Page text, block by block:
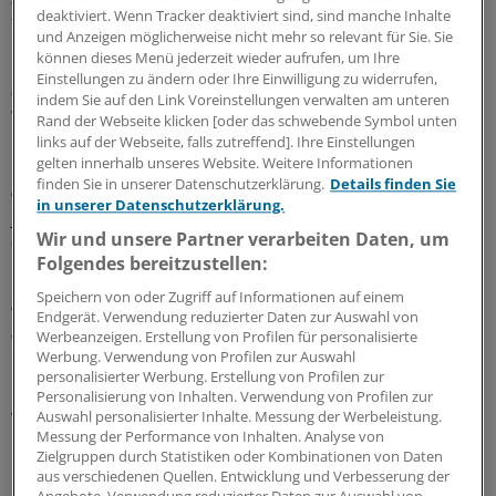
täten, darüber sprechen wir im „Ärztetag“ mit Schleswig-
Holsteins KV-Chefin Dr. Monika Schliffke.
08.03.2022 |„ÄrzteTag“-Podcast zum Weltfrauentag
Was wünschen sich junge Ärztinnen für ihre
berufliche Zukunft?
Die große Mehrheit der Medizinstudenten in Deutschland ist
weiblich – nicht aber in den Führungspositionen. Darüber, was
junge Medizinerinnen wollen, gibt die berufspolitisch sehr
engagierte Jana Pannenbäcker Auskunft.
18.05.2021 |„ÄrzteTag“-Podcast
Warum ist Traumatherapie auch für Hausärzte
wichtig, Dr. Astrid Bühren?
Die ärztliche, psychische Betreuung von Schwerstverletzten ist
noch nicht lange etabliert. Dr. Astrid Bühren hat sich hier seit
vielen Jahren verdient gemacht. Im Podcast erzählt sie von
ihrer Arbeit und warum das Thema PTBS auch für Hausärzte
relevant ist.
deaktiviert. Wenn Tracker deaktiviert sind, sind manche Inhalte
und Anzeigen möglicherweise nicht mehr so relevant für Sie. Sie
können dieses Menü jederzeit wieder aufrufen, um Ihre
Einstellungen zu ändern oder Ihre Einwilligung zu widerrufen,
indem Sie auf den Link Voreinstellungen verwalten am unteren
Rand der Webseite klicken [oder das schwebende Symbol unten
links auf der Webseite, falls zutreffend]. Ihre Einstellungen
gelten innerhalb unseres Website. Weitere Informationen
finden Sie in unserer Datenschutzerklärung. Details finden Sie
in unserer Datenschutzerklärung.
Wir und unsere Partner verarbeiten Daten, um
Folgendes bereitzustellen:
Speichern von oder Zugriff auf Informationen auf einem
Endgerät. Verwendung reduzierter Daten zur Auswahl von
Werbeanzeigen. Erstellung von Profilen für personalisierte
Werbung. Verwendung von Profilen zur Auswahl
personalisierter Werbung. Erstellung von Profilen zur
Personalisierung von Inhalten. Verwendung von Profilen zur
Auswahl personalisierter Inhalte. Messung der Werbeleistung.
Messung der Performance von Inhalten. Analyse von
Zielgruppen durch Statistiken oder Kombinationen von Daten
aus verschiedenen Quellen. Entwicklung und Verbesserung der